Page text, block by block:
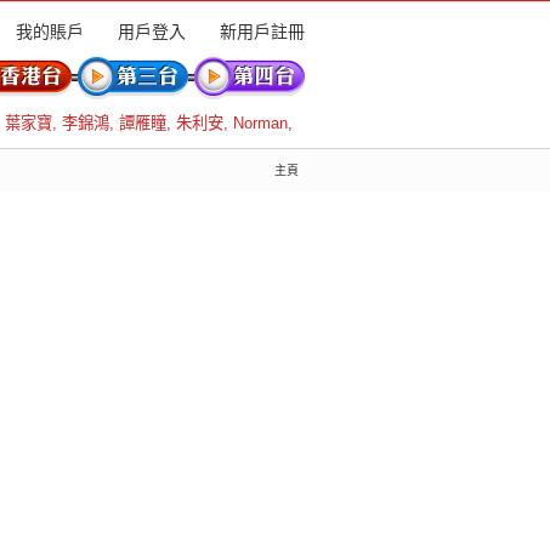
我的賬戶 用戶登入 新用戶註冊
葉家寶, 李錦鴻, 譚雁瞳, 朱利安, Norman,
主頁